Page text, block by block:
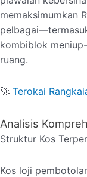
memaksimumkan
kombiblok
ruang.
🚀 Terokai
Analisis
Struktur Kos
Kos loji